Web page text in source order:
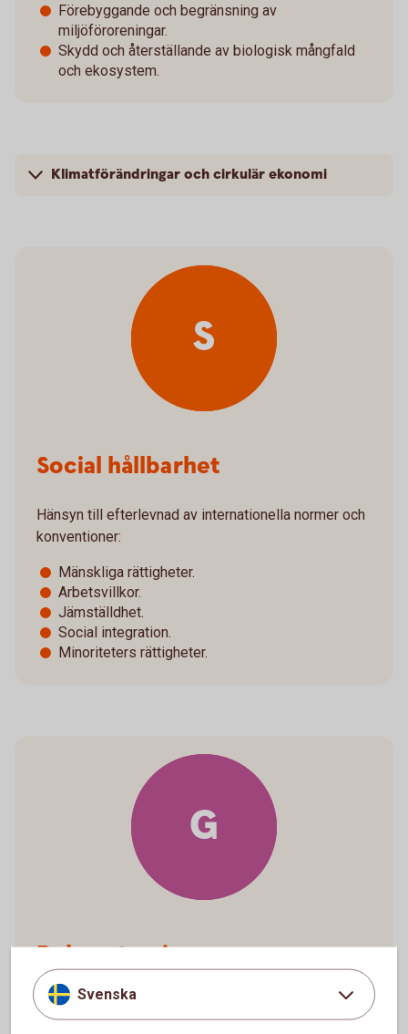
Förebyggande och begränsning av
miljöföroreningar.
Skydd och återställande av biologisk mångfald
och ekosystem.
Klimatförändringar och cirkulär ekonomi
S
Social hållbarhet
Hänsyn till efterlevnad av internationella normer och
konventioner:
Mänskliga rättigheter.
Arbetsvillkor.
Jämställdhet.
Social integration.
Minoriteters rättigheter.
G
Bolagsstyrning
Bolag ska skötas på ett sunt och ansvarfullt sätt.
Bolagsstyrningen påverkar också hållbarheten.
Svenska